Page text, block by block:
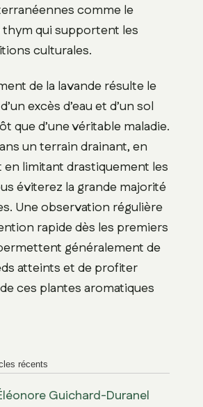
comme le
qui supportent les
culturales.
de la lavande résulte le
excès d’eau et d’un sol
que d’une véritable maladie.
un terrain drainant, en
en limitant drastiquement les
éviterez la grande majorité
Une observation régulière
rapide dès les premiers
généralement de
atteints et de profiter
ces plantes aromatiques
récents
Guichard-Duranel